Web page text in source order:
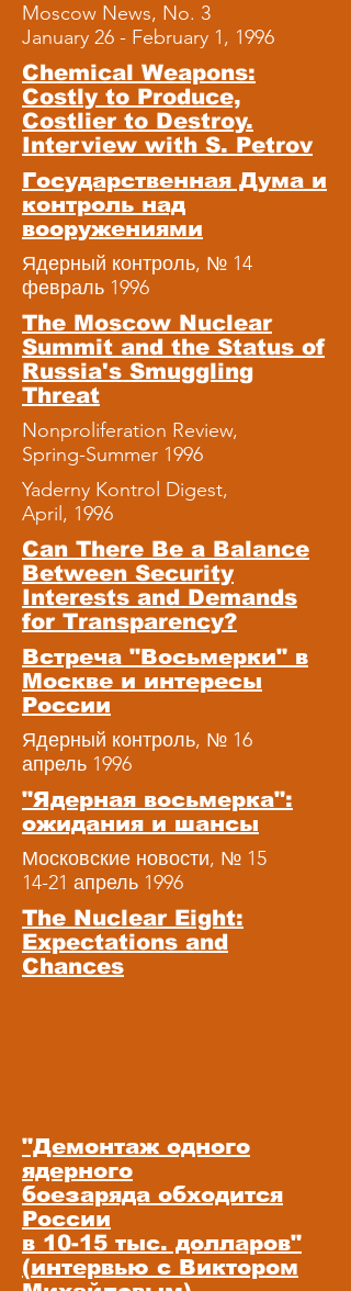
Moscow News, No. 3
January 26 - February 1, 1996
Chemical Weapons:
Costly to Produce,
Costlier to Destroy.
Interview with S. Petrov
Государственная Дума и
контроль над
вооружениями
Ядерный контроль, № 14
февраль 1996
The Moscow Nuclear
Summit and the Status of
Russia's Smuggling
Threat
Nonproliferation Review,
Spring-Summer 1996
Yaderny Kontrol Digest,
April, 1996
Can There Be a Balance
Between Security
Interests and Demands
for Transparency?
Встреча "Восьмерки" в
Москве и интересы
России
Ядерный контроль, № 16
апрель 1996
"Ядерная восьмерка":
ожидания и шансы
Московские новости, № 15
14-21 апрель 1996
The Nuclear Eight:
Expectations and
Chances
"Демонтаж одного
ядерного
боезаряда обходится
России
в 10-15 тыс. долларов"
(интервью с Виктором